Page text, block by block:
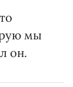
мы
он.